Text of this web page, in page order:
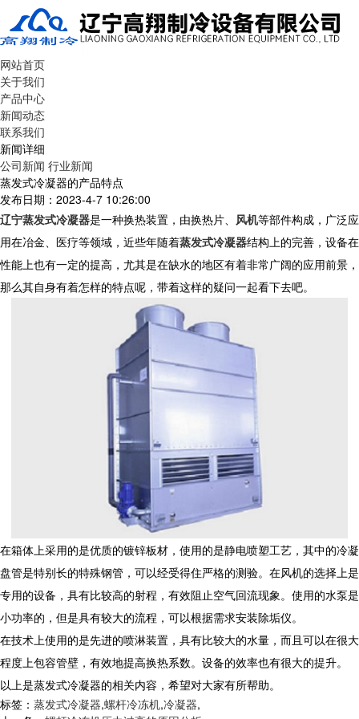
网站首页
关于我们
产品中心
新闻动态
联系我们
新闻详细
公司新闻 行业新闻
蒸发式冷凝器的产品特点
发布日期：2023-4-7 10:26:00
辽宁蒸发式冷凝器是一种换热装置，由换热片、 风机等部件构成，广泛应
用在冶金、医疗等领域，近些年随着蒸发式冷凝器结构上的完善，设备在
性能上也有一定的提高，尤其是在缺水的地区有着非常广阔的应用前景，
那么其自身有着怎样的特点呢，带着这样的疑问一起看下去吧。
在箱体上采用的是优质的镀锌板材，使用的是静电喷塑工艺，其中的冷凝
盘管是特别长的特殊钢管，可以经受得住严格的测验。在风机的选择上是
专用的设备，具有比较高的射程，有效阻止空气回流现象。使用的水泵是
小功率的，但是具有较大的流程，可以根据需求安装除垢仪。
在技术上使用的是先进的喷淋装置，具有比较大的水量，而且可以在很大
程度上包容管壁，有效地提高换热系数。设备的效率也有很大的提升。
以上是蒸发式冷凝器的相关内容，希望对大家有所帮助。
标签： 蒸发式冷凝器,螺杆冷冻机,冷凝器,